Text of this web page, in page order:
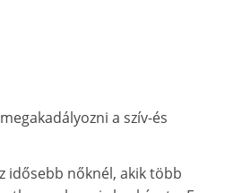
a szív-és
idősebb nőknél, akik több